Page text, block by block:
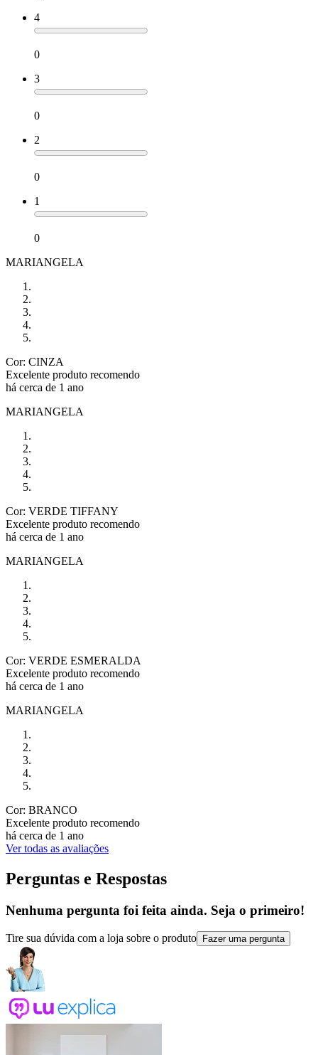
4
0
3
0
2
0
1
0
MARIANGELA
Cor: CINZA
Excelente produto recomendo
há cerca de 1 ano
MARIANGELA
Cor: VERDE TIFFANY
Excelente produto recomendo
há cerca de 1 ano
MARIANGELA
Cor: VERDE ESMERALDA
Excelente produto recomendo
há cerca de 1 ano
MARIANGELA
Cor: BRANCO
Excelente produto recomendo
há cerca de 1 ano
Ver todas as avaliações
Perguntas e Respostas
Nenhuma pergunta foi feita ainda. Seja o primeiro!
Tire sua dúvida com a loja sobre o produto Fazer uma pergunta